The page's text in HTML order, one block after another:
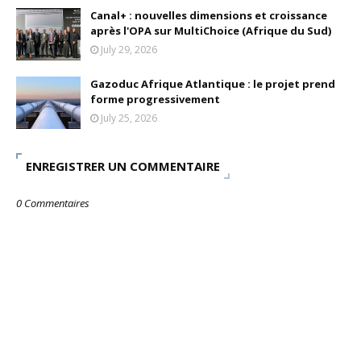
Canal+ : nouvelles dimensions et croissance
après l'OPA sur MultiChoice (Afrique du Sud)
July 29, 2026
Gazoduc Afrique Atlantique : le projet prend
forme progressivement
July 25, 2026
ENREGISTRER UN COMMENTAIRE
0 Commentaires